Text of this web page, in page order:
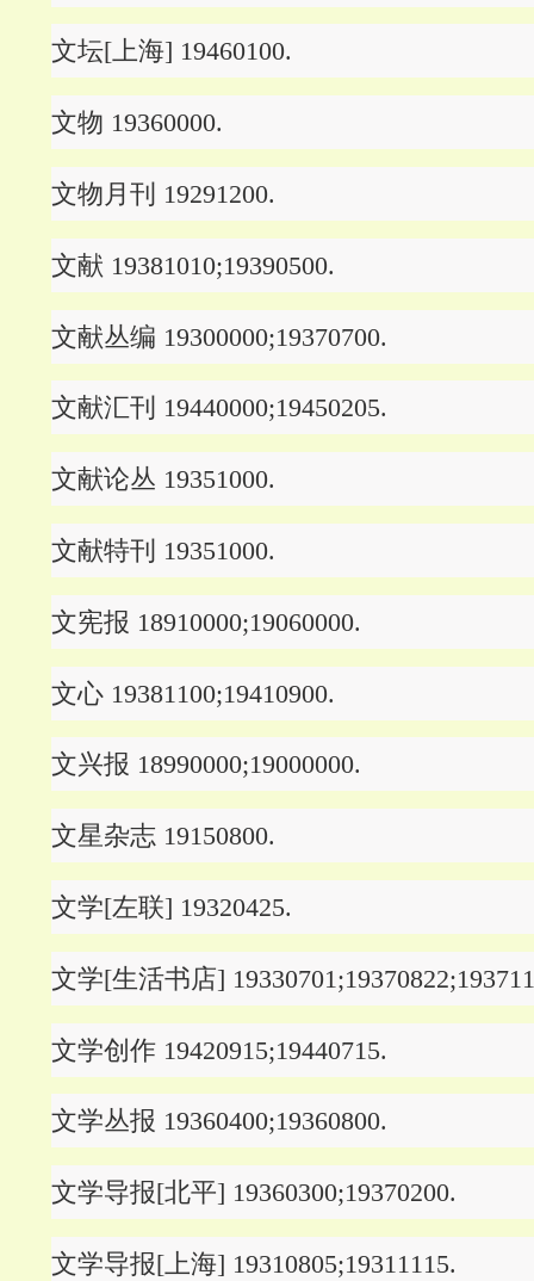
文坛[上海] 19460100.
文物 19360000.
文物月刊 19291200.
文献 19381010;19390500.
文献丛编 19300000;19370700.
文献汇刊 19440000;19450205.
文献论丛 19351000.
文献特刊 19351000.
文宪报 18910000;19060000.
文心 19381100;19410900.
文兴报 18990000;19000000.
文星杂志 19150800.
文学[左联] 19320425.
文学[生活书店]
文学创作 19420915;19440715.
文学丛报 19360400;19360800.
文学导报[北平] 19360300;19370200.
文学导报[上海] 19310805;19311115.